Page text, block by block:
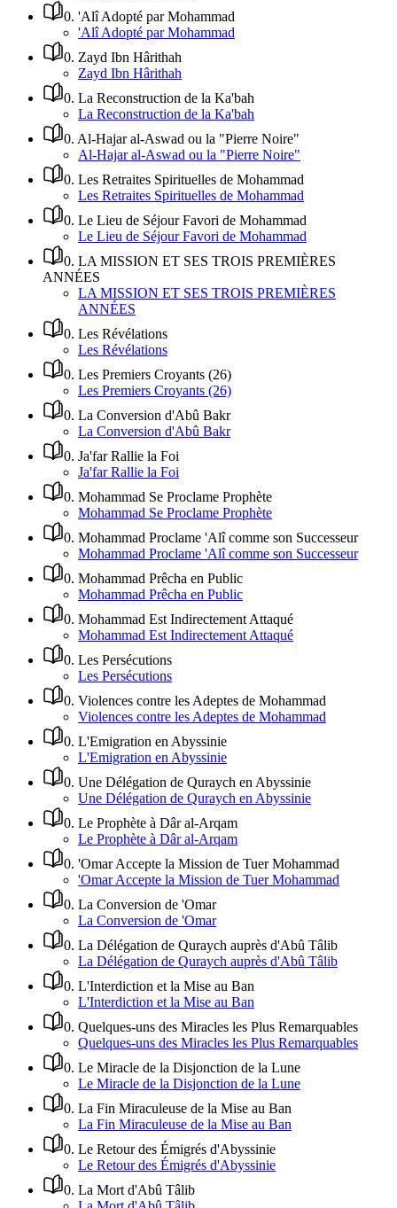
0. 'Alî Adopté par Mohammad
'Alî Adopté par Mohammad
0. Zayd Ibn Hârithah
Zayd Ibn Hârithah
0. La Reconstruction de la Ka'bah
La Reconstruction de la Ka'bah
0. Al-Hajar al-Aswad ou la "Pierre Noire"
Al-Hajar al-Aswad ou la "Pierre Noire"
0. Les Retraites Spirituelles de Mohammad
Les Retraites Spirituelles de Mohammad
0. Le Lieu de Séjour Favori de Mohammad
Le Lieu de Séjour Favori de Mohammad
0. LA MISSION ET SES TROIS PREMIÈRES
ANNÉES
LA MISSION ET SES TROIS PREMIÈRES
ANNÉES
0. Les Révélations
Les Révélations
0. Les Premiers Croyants (26)
Les Premiers Croyants (26)
0. La Conversion d'Abû Bakr
La Conversion d'Abû Bakr
0. Ja'far Rallie la Foi
Ja'far Rallie la Foi
0. Mohammad Se Proclame Prophète
Mohammad Se Proclame Prophète
0. Mohammad Proclame 'Alî comme son Successeur
Mohammad Proclame 'Alî comme son Successeur
0. Mohammad Prêcha en Public
Mohammad Prêcha en Public
0. Mohammad Est Indirectement Attaqué
Mohammad Est Indirectement Attaqué
0. Les Persécutions
Les Persécutions
0. Violences contre les Adeptes de Mohammad
Violences contre les Adeptes de Mohammad
0. L'Emigration en Abyssinie
L'Emigration en Abyssinie
0. Une Délégation de Quraych en Abyssinie
Une Délégation de Quraych en Abyssinie
0. Le Prophète à Dâr al-Arqam
Le Prophète à Dâr al-Arqam
0. 'Omar Accepte la Mission de Tuer Mohammad
'Omar Accepte la Mission de Tuer Mohammad
0. La Conversion de 'Omar
La Conversion de 'Omar
0. La Délégation de Quraych auprès d'Abû Tâlib
La Délégation de Quraych auprès d'Abû Tâlib
0. L'Interdiction et la Mise au Ban
L'Interdiction et la Mise au Ban
0. Quelques-uns des Miracles les Plus Remarquables
Quelques-uns des Miracles les Plus Remarquables
0. Le Miracle de la Disjonction de la Lune
Le Miracle de la Disjonction de la Lune
0. La Fin Miraculeuse de la Mise au Ban
La Fin Miraculeuse de la Mise au Ban
0. Le Retour des Émigrés d'Abyssinie
Le Retour des Émigrés d'Abyssinie
0. La Mort d'Abû Tâlib